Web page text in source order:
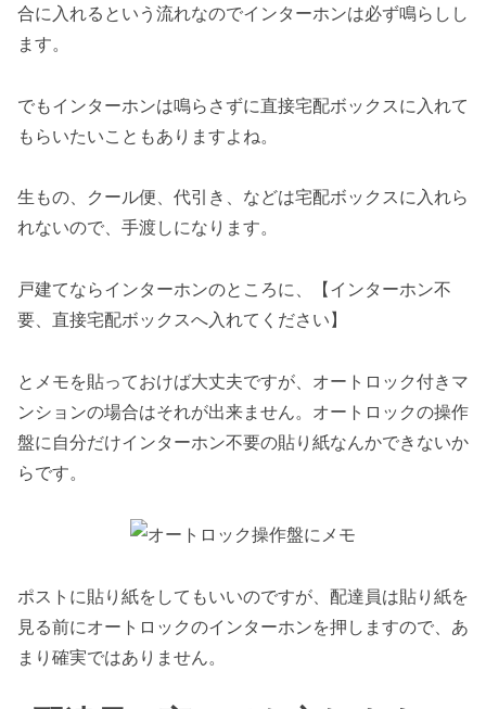
合に入れるという流れなのでインターホンは必ず鳴らしし
ます。
でもインターホンは鳴らさずに直接宅配ボックスに入れて
もらいたいこともありますよね。
生もの、クール便、代引き、などは宅配ボックスに入れら
れないので、手渡しになります。
戸建てならインターホンのところに、【インターホン不
要、直接宅配ボックスへ入れてください】
とメモを貼っておけば大丈夫ですが、オートロック付きマ
ンションの場合はそれが出来ません。オートロックの操作
盤に自分だけインターホン不要の貼り紙なんかできないか
らです。
ポストに貼り紙をしてもいいのですが、配達員は貼り紙を
見る前にオートロックのインターホンを押しますので、あ
まり確実ではありません。